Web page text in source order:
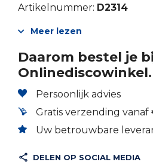
Artikelnummer: D2314
Meer lezen
Daarom bestel je
Persoonlijk advies
Gratis verzending vanaf
Uw betrouwbare
DELEN OP SOCIAL MEDIA